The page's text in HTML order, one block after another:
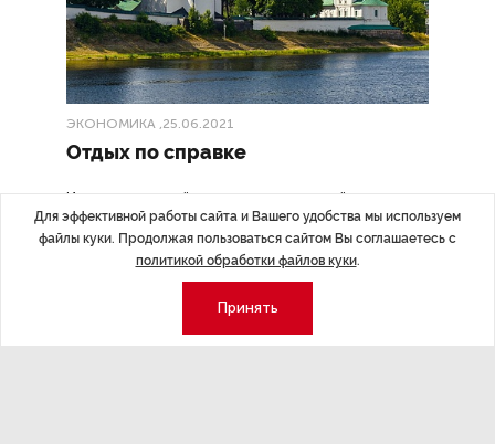
ЭКОНОМИКА ,25.06.2021
Отдых по справке
Из-за ухудшающейся эпидемиологической ситуации с
27 июня на въезд в Псковскую область туристам ввели
антикоронавирусные ограничения.
Для эффективной работы сайта и Вашего удобства мы используем
файлы куки. Продолжая пользоваться сайтом Вы соглашаетесь с
политикой обработки файлов куки.
Принять